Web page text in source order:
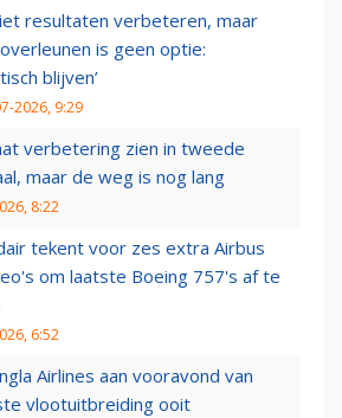
resultaten verbeteren, maar
is geen optie:
blijven’
2026, 9:29
verbetering zien in tweede
maar de weg is nog lang
8:22
tekent voor zes extra Airbus
om laatste Boeing 757's af te
6:52
Airlines aan vooravond van
vlootuitbreiding ooit